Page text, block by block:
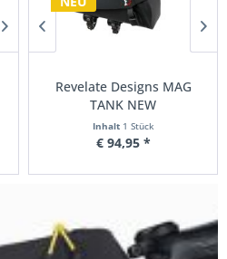
Revelate Designs MAG
TANK NEW
Inhalt 1 Stück
€ 94,95 *
Ortlieb Steckachse
Thru Axle M6
Connector
1 Stück
ab € 29,95 *